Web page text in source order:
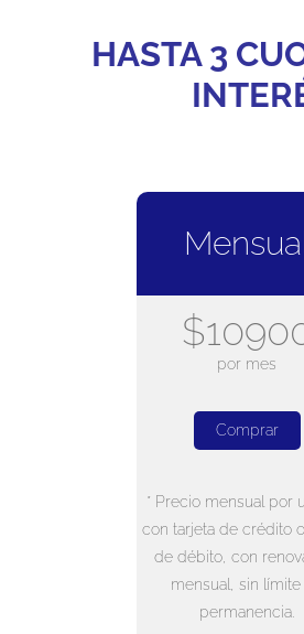
HASTA 3
por mes
Comprar
* Precio mensual por
con tarjeta de crédito
de débito, con
mensual, sin
permanencia.